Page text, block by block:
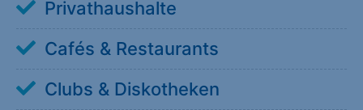
Privathaushalte
Cafés & Restaurants
Clubs & Diskotheken